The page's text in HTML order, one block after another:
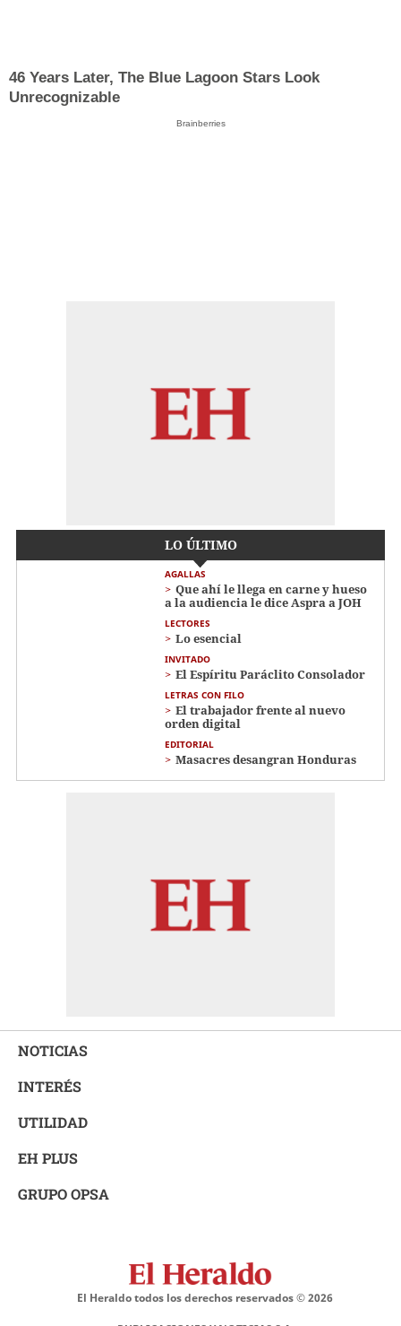
46 Years Later, The Blue Lagoon Stars Look
Unrecognizable
Brainberries
LO ÚLTIMO
AGALLAS
Que ahí le llega en carne y hueso
a la audiencia le dice Aspra a JOH
LECTORES
Lo esencial
INVITADO
El Espíritu Paráclito Consolador
LETRAS CON FILO
El trabajador frente al nuevo
orden digital
EDITORIAL
Masacres desangran Honduras
NOTICIAS
INTERÉS
UTILIDAD
EH PLUS
GRUPO OPSA
El Heraldo todos los derechos reservados ©2026